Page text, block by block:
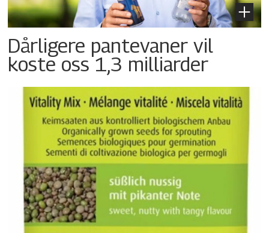
Dårligere pantevaner vil
koste oss 1,3 milliarder